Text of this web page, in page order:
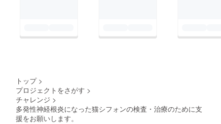
トップ >
プロジェクトをさがす >
チャレンジ >
多発性神経根炎になった猫シフォンの検査・治療のために支
援をお願いします。